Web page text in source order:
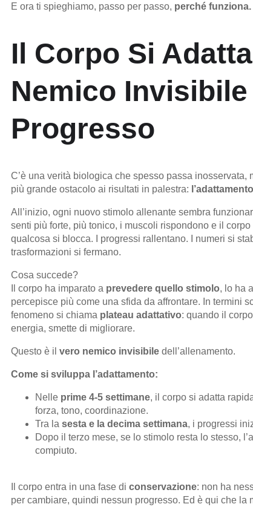
E ora ti spieghiamo, passo per passo, perché funziona.
Il Corpo Si
Nemico Invisibile
Progresso
C’è una verità biologica che spesso passa inosservata,
più grande ostacolo ai risultati in palestra: l’adattamento
All’inizio, ogni nuovo stimolo allenante sembra
senti più forte, più tonico, i muscoli rispondono e il
qualcosa si blocca. I progressi rallentano. I numeri si
trasformazioni si fermano.
Cosa succede?
Il corpo ha imparato a prevedere quello stimolo, lo ha
percepisce più come una sfida da affrontare. In termini
fenomeno si chiama plateau adattativo: quando il
energia, smette di migliorare.
Questo è il vero nemico invisibile dell’allenamento.
Come si sviluppa l’adattamento:
Nelle prime 4-5 settimane, il corpo si adatta
forza, tono, coordinazione.
Tra la sesta e la decima settimana, i progressi
Dopo il terzo mese, se lo stimolo resta lo stesso,
compiuto.
Il corpo entra in una fase di conservazione: non ha
per cambiare, quindi nessun progresso. Ed è qui che la